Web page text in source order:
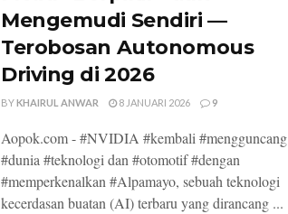
Mengemudi Sendiri —
Terobosan Autonomous
Driving di 2026
BYKHAIRUL ANWAR 8 JANUARI 2026 9
Aopok.com - #NVIDIA #kembali #mengguncang
#dunia #teknologi dan #otomotif #dengan
#memperkenalkan #Alpamayo, sebuah teknologi
kecerdasan buatan (AI) terbaru yang dirancang ...